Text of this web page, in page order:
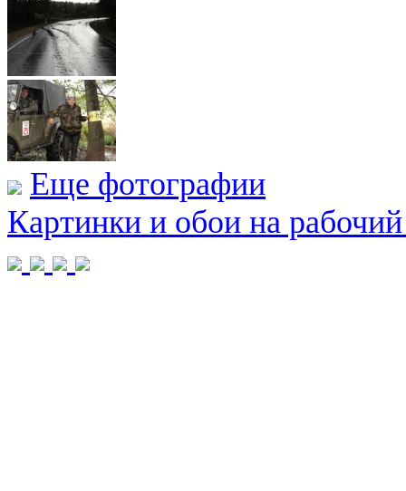
Еще фотографии
Картинки и обои на